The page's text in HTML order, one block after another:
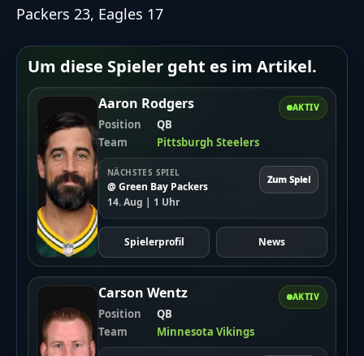
Packers 23, Eagles 17
Um diese Spieler geht es im Artikel.
AKTIV
Aaron Rodgers
Position
QB
Team
Pittsburgh Steelers
NÄCHSTES SPIEL
@ Green Bay Packers
14. Aug | 1 Uhr
Zum Spiel
Spielerprofil News
AKTIV
Carson Wentz
Position
QB
Team
Minnesota Vikings